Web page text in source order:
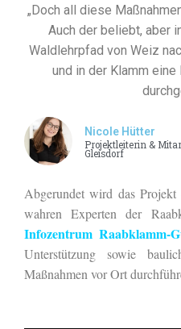
„Doch all diese
Auch der beliebt, aber
Waldlehrpfad von Weiz
und in der Klamm
Nicole Hütter
Projektleiterin &
Gleisdorf
Abgerundet wird das
wahren Experten der
Infozentrum Raabklamm-
Unterstützung sowie
Maßnahmen vor Ort